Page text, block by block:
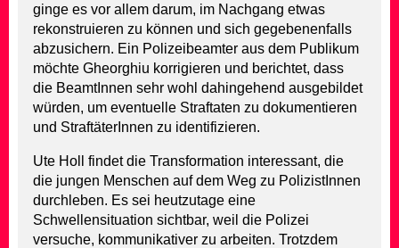
ginge es vor allem darum, im Nachgang etwas
rekonstruieren zu können und sich gegebenenfalls
abzusichern. Ein Polizeibeamter aus dem Publikum
möchte Gheorghiu korrigieren und berichtet, dass
die BeamtInnen sehr wohl dahingehend ausgebildet
würden, um eventuelle Straftaten zu dokumentieren
und StraftäterInnen zu identifizieren.
Ute Holl findet die Transformation interessant, die
die jungen Menschen auf dem Weg zu PolizistInnen
durchleben. Es sei heutzutage eine
Schwellensituation sichtbar, weil die Polizei
versuche, kommunikativer zu arbeiten. Trotzdem